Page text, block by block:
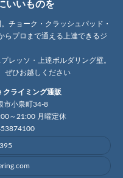
いいものを
チョーク・クラッシュパッド・
らプロまで通える上達できるジ
レッソ・上達ボルダリング壁。
ぜひお越しください
クライミング通販
市小泉町34-8
～21:00 月曜定休